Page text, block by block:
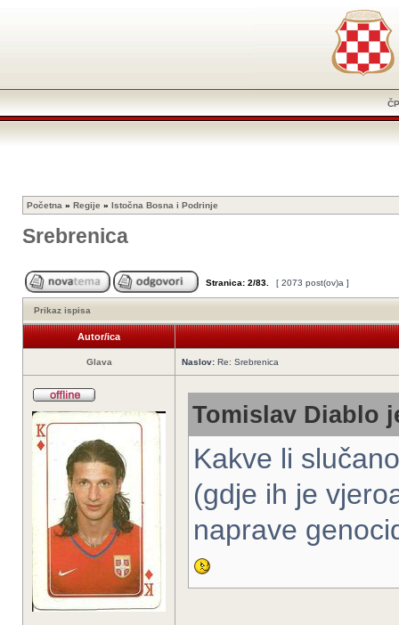
Početna » Regije » Istočna Bosna i Podrinje
Srebrenica
Stranica: 2/83 [ 2073 post(ov)a ]
Prikaz ispisa
Autor/ica
Glava Naslov: Re: Srebrenica
Tomislav Diablo
Kakve li
(gdje ih je
naprave